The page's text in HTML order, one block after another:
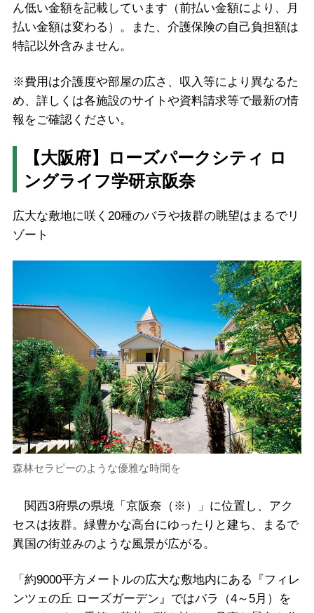
ん低い金額を記載しています（前払い金額により、月
払い金額は変わる）。また、介護保険の自己負担額は
特記以外含みません。
※費用は介護度や部屋の広さ、収入等により異なるた
め、詳しくは各施設のサイトや資料請求等で最新の情
報をご確認ください。
【大阪府】ローズパークシティ ロ
ングライフ学研京阪奈
広大な敷地に咲く20種のバラや抜群の眺望はまるでリ
ゾート
森林セラピーのような優雅な時間を
関西3府県の県境「京阪奈（※）」に位置し、アク
セスは抜群。緑豊かな高台にゆったりと建ち、まるで
異国の街並みのような風景が広がる。
「約9000平方メートルの広大な敷地内にある『フィレ
ンツェの丘 ローズガーデン』ではバラ（4～5月）を